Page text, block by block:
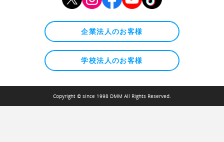
企業法人のお客様
学校法人のお客様
Copyright © since 1998 DMM All Rights Reserved.